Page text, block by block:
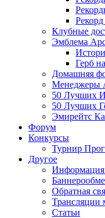
Клубные
Эмблема
Герб
Домашняя
Менеджеры
50 Лучших
50 Лучших
Эмирейтс
Форум
Конкурсы
Турнир
Другое
Информация
Обратная
Трансляции
Статьи